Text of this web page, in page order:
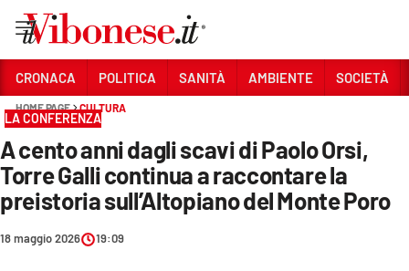
Sezioni
CRONACA
POLITICA
CRONACA POLITICA SANITÀ AMBIENTE SOCIETÀ
HOME PAGE CULTURA
LA CONFERENZA
A cento anni dagli scavi di Paolo Orsi,
Torre Galli continua a raccontare la
preistoria sull’Altopiano del Monte Poro
18 maggio 2026 19:09